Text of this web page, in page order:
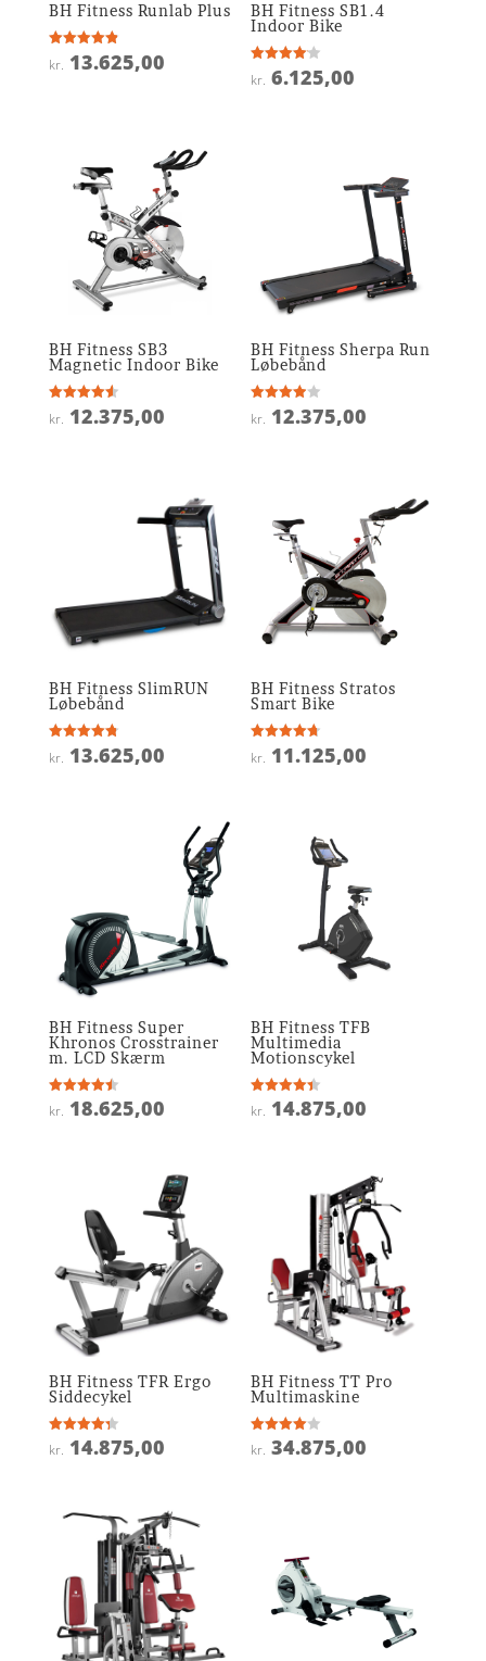
BH Fitness Runlab Plus
Vurderet
4.9
kr. 13.625,00
BH Fitness SB1.4
Indoor Bike
Vurderet
4.1
kr. 6.125,00
BH Fitness SB3
Magnetic Indoor Bike
Vurderet
4.6
kr. 12.375,00
BH Fitness Sherpa Run
Løbebånd
Vurderet
3.9
kr. 12.375,00
BH Fitness SlimRUN
Løbebånd
Vurderet
4.8
kr. 13.625,00
BH Fitness Stratos
Smart Bike
Vurderet
4.7
kr. 11.125,00
BH Fitness Super
Khronos Crosstrainer
m. LCD Skærm
Vurderet
4.5
kr. 18.625,00
BH Fitness TFB
Multimedia
Motionscykel
Vurderet
4.4
kr. 14.875,00
BH Fitness TFR Ergo
Siddecykel
Vurderet
4.3
kr. 14.875,00
BH Fitness TT Pro
Multimaskine
Vurderet
4
kr. 34.875,00